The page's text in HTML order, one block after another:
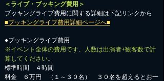
＜ライブ・ブッキング費用＞
ブッキングライブ費用に関する詳細は下記リンクから
■ブッキングライブ費用詳細ページへ■
●ブッキングライブ費用
※イベント全体の費用です、人数は出演者+観客数で計
算してください。
標準時間 ４時間
料金 ６万円 （１～３０名） ３０名を超えるとお一